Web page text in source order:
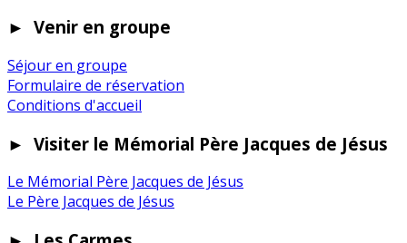
► Venir en groupe
Séjour en groupe
Formulaire de réservation
Conditions d'accueil
► Visiter le Mémorial Père Jacques de Jésus
Le Mémorial Père Jacques de Jésus
Le Père Jacques de Jésus